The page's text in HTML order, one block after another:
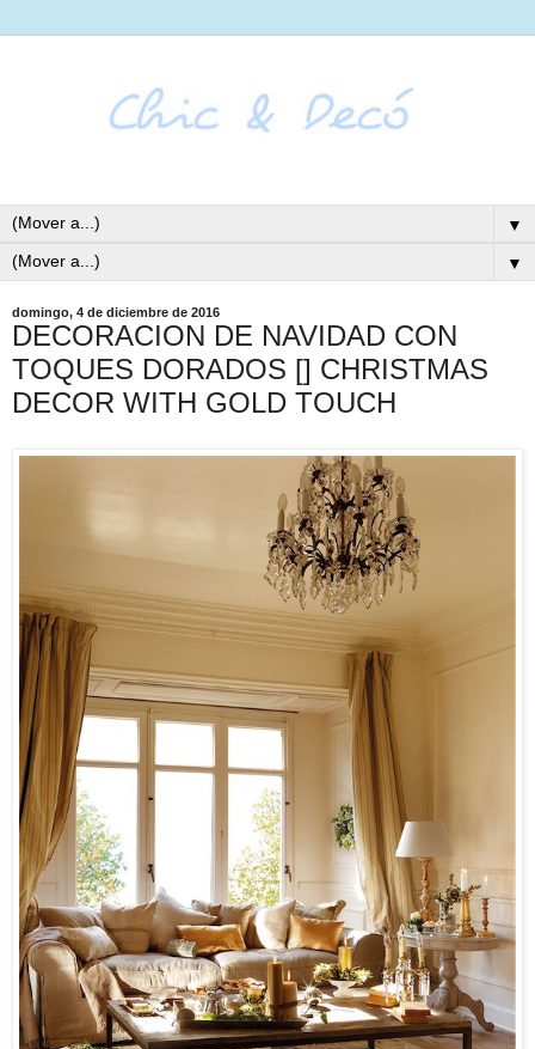
▼
▼
domingo, 4 de diciembre de 2016
DECORACION DE NAVIDAD CON
TOQUES DORADOS [] CHRISTMAS
DECOR WITH GOLD TOUCH